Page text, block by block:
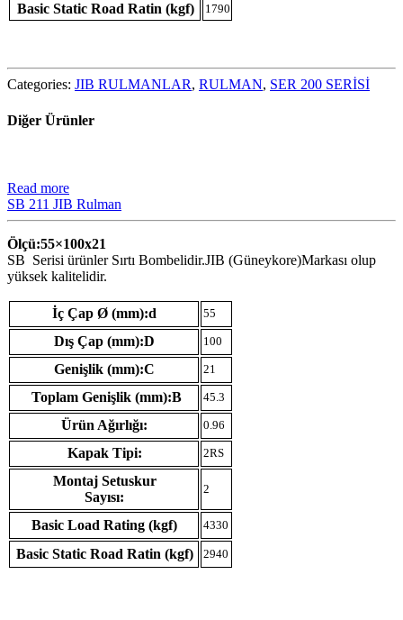
Basic Static Road Ratin (kgf) 1790
Categories: JIB RULMANLAR, RULMAN, SER 200 SERİSİ
Diğer Ürünler
Read more
SB 211 JIB Rulman
Ölçü:55×100x21
SB Serisi ürünler Sırtı Bombelidir.JIB (Güneykore)Markası olup
yüksek kalitelidir.
İç Çap Ø (mm):d 55
Dış Çap (mm):D 100
Genişlik (mm):C 21
Toplam Genişlik (mm):B 45.3
Ürün Ağırlığı: 0.96
Kapak Tipi: 2RS
Montaj Setuskur
Sayısı:
2
Basic Load Rating (kgf) 4330
Basic Static Road Ratin (kgf) 2940